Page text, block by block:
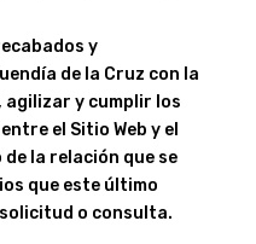
y
de la Cruz con la
y cumplir los
el Sitio Web y el
la relación que se
que este último
o consulta.